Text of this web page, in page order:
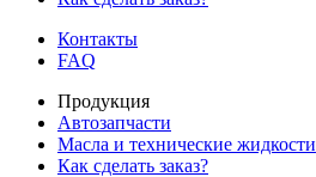
Контакты
FAQ
Продукция
Автозапчасти
Масла и технические жидкости
Как сделать заказ?